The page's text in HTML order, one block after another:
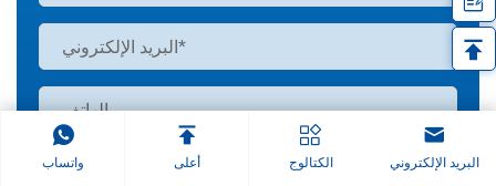
البريد الإلكتروني الكتالوج أعلى واتساب